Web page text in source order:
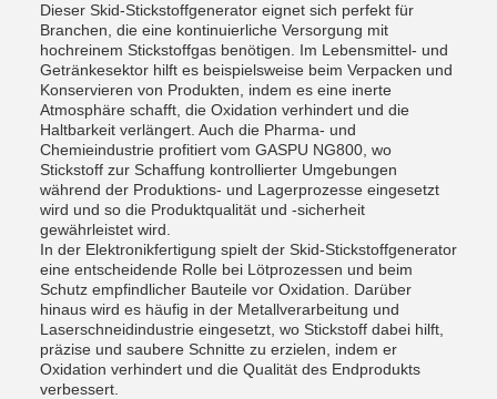
Dieser Skid-Stickstoffgenerator eignet sich perfekt für
Branchen, die eine kontinuierliche Versorgung mit
hochreinem Stickstoffgas benötigen. Im Lebensmittel- und
Getränkesektor hilft es beispielsweise beim Verpacken und
Konservieren von Produkten, indem es eine inerte
Atmosphäre schafft, die Oxidation verhindert und die
Haltbarkeit verlängert. Auch die Pharma- und
Chemieindustrie profitiert vom GASPU NG800, wo
Stickstoff zur Schaffung kontrollierter Umgebungen
während der Produktions- und Lagerprozesse eingesetzt
wird und so die Produktqualität und -sicherheit
gewährleistet wird.
In der Elektronikfertigung spielt der Skid-Stickstoffgenerator
eine entscheidende Rolle bei Lötprozessen und beim
Schutz empfindlicher Bauteile vor Oxidation. Darüber
hinaus wird es häufig in der Metallverarbeitung und
Laserschneidindustrie eingesetzt, wo Stickstoff dabei hilft,
präzise und saubere Schnitte zu erzielen, indem er
Oxidation verhindert und die Qualität des Endprodukts
verbessert.